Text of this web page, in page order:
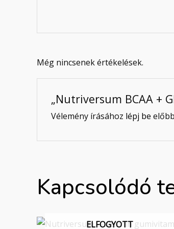
Még nincsenek értékelések.
„Nutriversum BCAA +
Vélemény írásához lépj be
Kapcsolódó
ELFOGYOTT